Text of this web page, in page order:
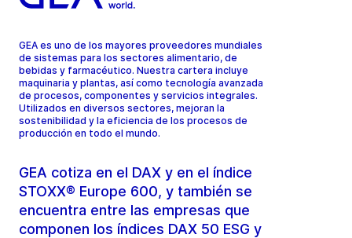
GEA es uno de los mayores proveedores mundiales
de sistemas para los sectores alimentario, de
bebidas y farmacéutico. Nuestra cartera incluye
maquinaria y plantas, así como tecnología avanzada
de procesos, componentes y servicios integrales.
Utilizados en diversos sectores, mejoran la
sostenibilidad y la eficiencia de los procesos de
producción en todo el mundo.
GEA cotiza en el DAX y en el índice
STOXX® Europe 600, y también se
encuentra entre las empresas que
componen los índices DAX 50 ESG y